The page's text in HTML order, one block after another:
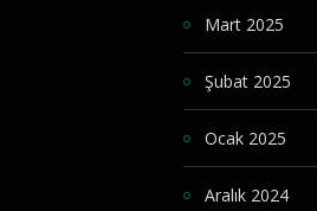
Mart 2025
Şubat 2025
Ocak 2025
Aralık 2024